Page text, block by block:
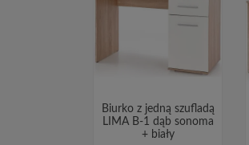
Biurko z jedną szufladą
LIMA B-1 dąb sonoma
+ biały